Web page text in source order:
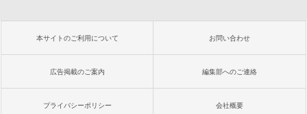
本サイトのご利用について お問い合わせ
広告掲載のご案内 編集部へのご連絡
プライバシーポリシー 会社概要